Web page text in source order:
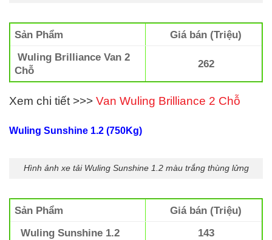
Sản Phẩm
Giá bán (Triệu)
Wuling Brilliance Van 2
Chỗ
262
Xem chi tiết >>> Van Wuling Brilliance 2 Chỗ
Wuling Sunshine 1.2 (750Kg)
Hình ảnh xe tải Wuling Sunshine 1.2 màu trắng thùng lửng
Sản Phẩm
Giá bán (Triệu)
Wuling Sunshine 1.2
143